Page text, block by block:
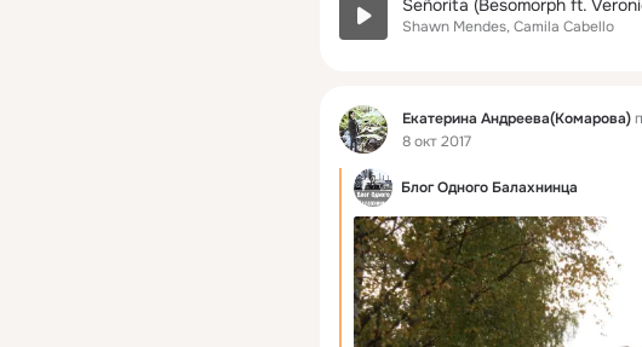
Shawn Mendes, Camila Cabello
Фид Екатерина Андреева(Комарова)
8 окт 2017
Блог Одного Балахнинца